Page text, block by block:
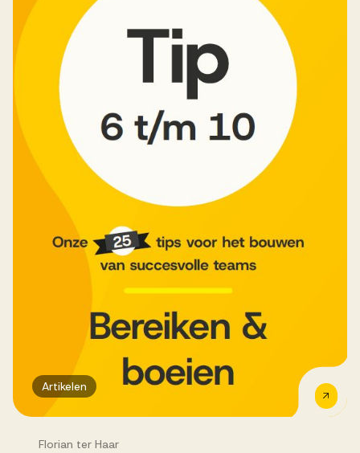
Ons team
Werken bij AV
Aanmelden
Werken bij AV
Voor kandidaten
Artikelen
Florian ter Haar